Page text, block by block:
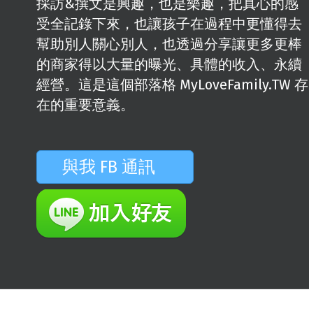
採訪&撰文是興趣，也是樂趣，把真心的感
受全記錄下來，也讓孩子在過程中更懂得去
幫助別人關心別人，也透過分享讓更多更棒
的商家得以大量的曝光、具體的收入、永續
經營。這是這個部落格 MyLoveFamily.TW 存
在的重要意義。
與我 FB 通訊